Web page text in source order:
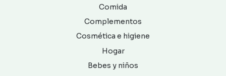
Comida
Complementos
Cosmética e higiene
Hogar
Bebes y niños